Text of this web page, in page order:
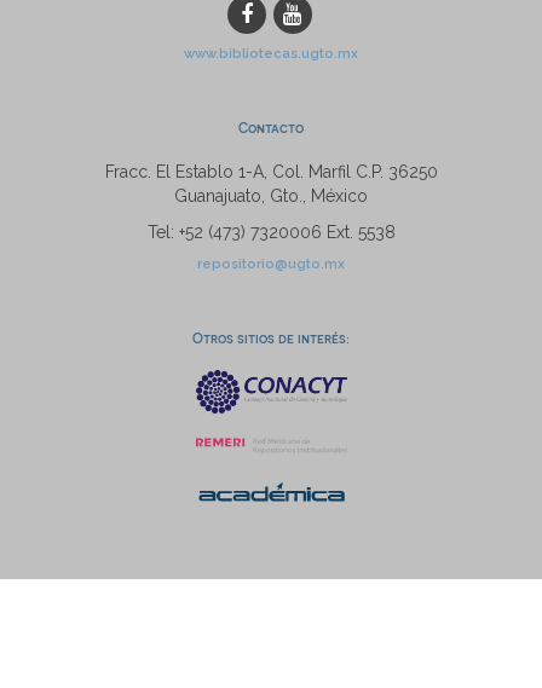
www.bibliotecas.ugto.mx
Contacto
Fracc. El Establo 1-A, Col. Marfil C.P. 36250
Guanajuato, Gto., México
Tel: +52 (473) 7320006 Ext. 5538
repositorio@ugto.mx
Otros sitios de interés: